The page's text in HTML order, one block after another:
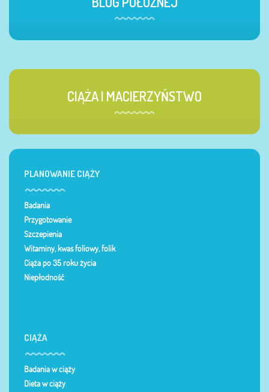
CIĄŻA I MACIERZYŃSTWO
PLANOWANIE CIĄŻY
Badania
Przygotowanie
Szczepienia
Witaminy, kwas foliowy, folik
Ciąża po 35 roku życia
Niepłodność
CIĄŻA
Badania w ciąży
Dieta w ciąży